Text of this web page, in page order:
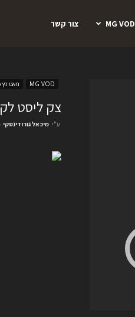
MG VOD צור קשר
MG VOD מאט כץ
צק ליסט
ע"י מיכאל גורודינסקי